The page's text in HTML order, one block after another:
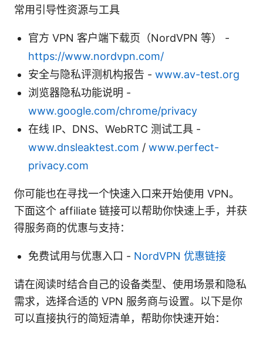
常用引导性资源与工具
官方 VPN 客户端下载页（NordVPN 等） -
https://www.nordvpn.com/
安全与隐私评测机构报告 - www.av-test.org
浏览器隐私功能说明 -
www.google.com/chrome/privacy
在线 IP、DNS、WebRTC 测试工具 -
www.dnsleaktest.com / www.perfect-
privacy.com
你可能也在寻找一个快速入口来开始使用 VPN。
下面这个 affiliate 链接可以帮助你快速上手，并获
得服务商的优惠与支持：
免费试用与优惠入口 - NordVPN 优惠链接
请在阅读时结合自己的设备类型、使用场景和隐私
需求，选择合适的 VPN 服务商与设置。以下是你
可以直接执行的简短清单，帮助你快速开始：